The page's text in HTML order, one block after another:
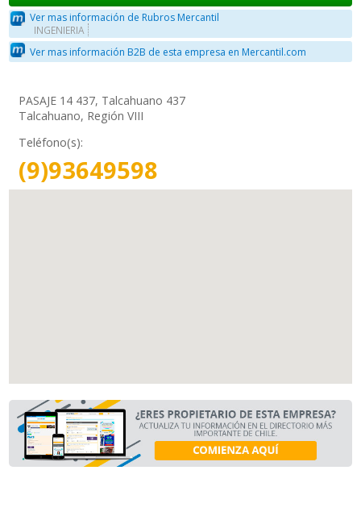
Ver mas información de Rubros Mercantil
INGENIERIA
Ver mas información B2B de esta empresa en Mercantil.com
PASAJE 14 437, Talcahuano 437
Talcahuano, Región VIII
Teléfono(s):
(9)93649598